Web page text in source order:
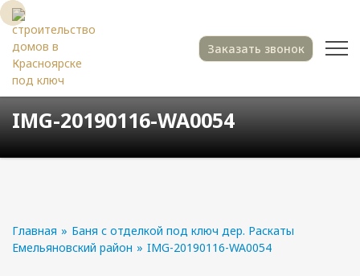
Заказать звонок
IMG-20190116-WA0054
Главная » Баня с отделкой под ключ дер. Раскаты
Емельяновский район » IMG-20190116-WA0054